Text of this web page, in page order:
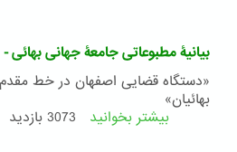
جامعۀ
جهانی
بهائی
سازمان
بیانیۀ مطبوعاتی جامعۀ جهانی بهائی - ۲۳ مهر ۱۴۰۴
«دستگاه قضایی اصفهان در خط
بهائیان»
بیشتر بخوانید درباره
3073 بازدید